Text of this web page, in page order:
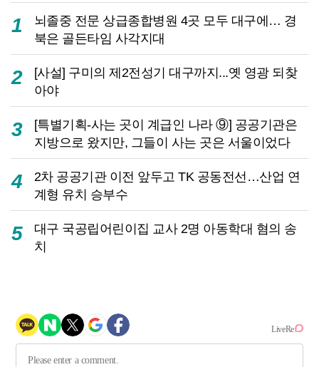
1
뇌졸중 전문 상급종합병원 4곳 모두 대구에… 경
북은 골든타임 사각지대
2
[사설] 구미의 제2전성기 대구까지...옛 영광 되찾
아야
3
[특별기획-사는 곳이 계급인 나라 ⑨] 공공기관은
지방으로 왔지만, 그들이 사는 곳은 서울이었다
4
2차 공공기관 이전 앞두고 TK 공동전선…산업 연
계형 유치 승부수
5
대구 국공립어린이집 교사 2명 아동학대 혐의 송
치